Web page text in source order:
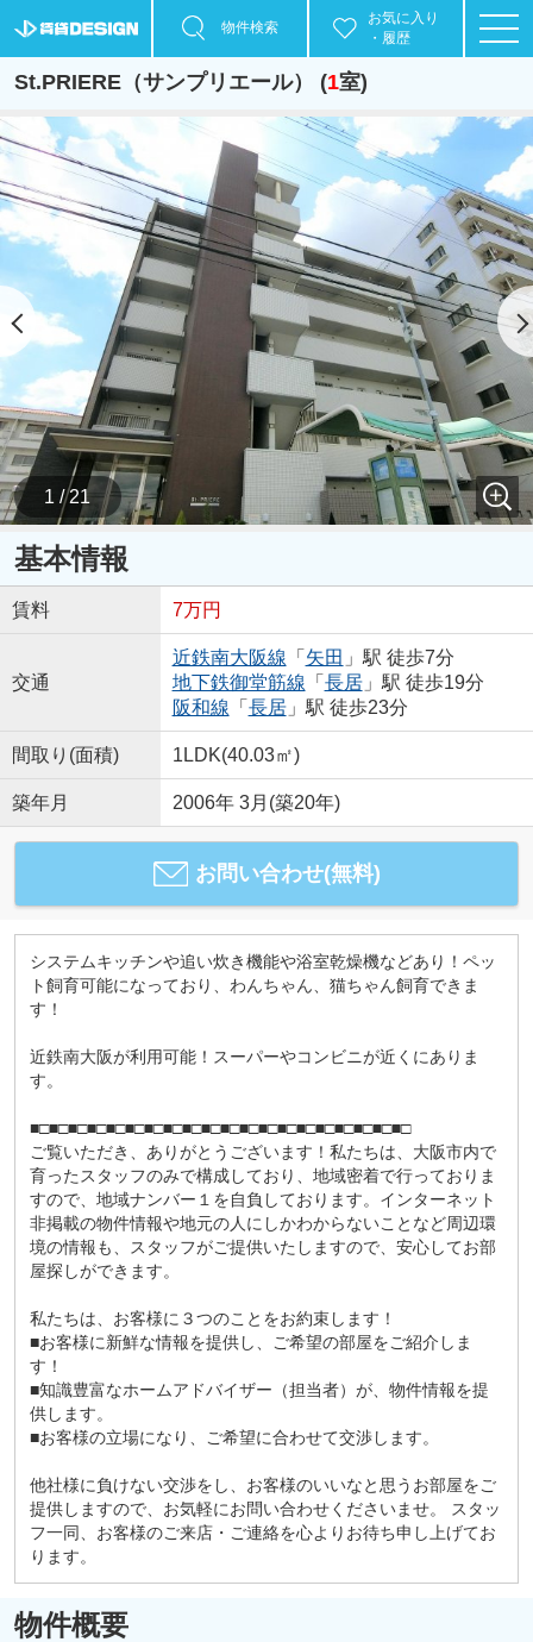
物件検索
お気に入り
・履歴
St.PRIERE（サンプリエール） (1室)
1 / 21
基本情報
賃料 7万円
交通
近鉄南大阪線 「 矢田 」駅 徒歩7分
地下鉄御堂筋線 「 長居」駅 徒歩19分
阪和線 「 長居」駅 徒歩23分
間取り(面積) 1LDK(40.03㎡)
築年月 2006年 3月(築20年)
お問い合わせ(無料)
システムキッチンや追い炊き機能や浴室乾燥機などあり！ペッ
ト飼育可能になっており、わんちゃん、猫ちゃん飼育できま
す！
近鉄南大阪が利用可能！スーパーやコンビニが近くにありま
す。
■□■□■□■□■□■□■□■□■□■□■□■□■□■□■□■□■□■□■□■□
ご覧いただき、ありがとうございます！私たちは、大阪市内で
育ったスタッフのみで構成しており、地域密着で行っておりま
すので、地域ナンバー１を自負しております。インターネット
非掲載の物件情報や地元の人にしかわからないことなど周辺環
境の情報も、スタッフがご提供いたしますので、安心してお部
屋探しができます。
私たちは、お客様に３つのことをお約束します！
■お客様に新鮮な情報を提供し、ご希望の部屋をご紹介しま
す！
■知識豊富なホームアドバイザー（担当者）が、物件情報を提
供します。
■お客様の立場になり、ご希望に合わせて交渉します。
他社様に負けない交渉をし、お客様のいいなと思うお部屋をご
提供しますので、お気軽にお問い合わせくださいませ。 スタッ
フ一同、お客様のご来店・ご連絡を心よりお待ち申し上げてお
ります。
物件概要